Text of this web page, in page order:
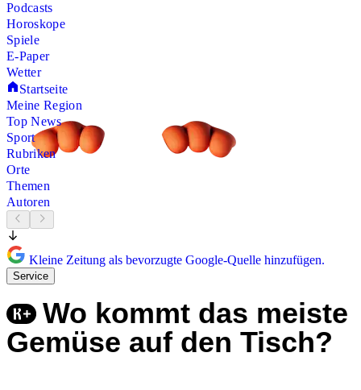
Podcasts
Horoskope
Spiele
E-Paper
Wetter
Startseite
Meine Region
Top News
Sport
Rubriken
Orte
Themen
Autoren
Kleine Zeitung als bevorzugte Google-Quelle hinzufügen.
Service
Wo kommt das meiste
Gemüse auf den Tisch?